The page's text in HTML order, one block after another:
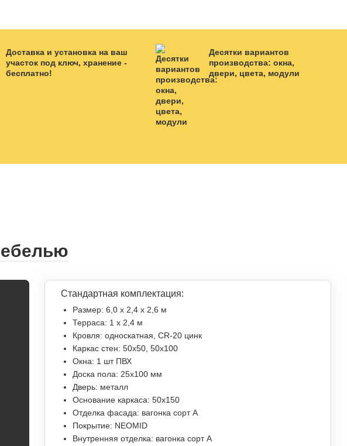
Доставка и установка на ваш
участок под ключ, хранение -
бесплатно!
Десятки вариантов
производства: окна,
двери, цвета, модули
Стандартная комплектация:
Размер: 6,0 х 2,4 х 2,6 м
Терраса: 1 x 2,4 м
Кровля: односкатная, СR-20 цинк
Каркас стен: 50х50, 50х100
Окна: 1 шт ПВХ
Доска пола: 25х100 мм
Дверь: металл
Основание каркаса: 50х150
Отделка фасада: вагонка сорт А
Покрытие: NEOMID
Внутренняя отделка: вагонка сорт А